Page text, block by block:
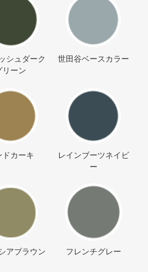
シュダーク
リーン
世田谷ベースカラー
ドカーキ
レインブーツネイビ
ー
アブラウン フレンチグレー